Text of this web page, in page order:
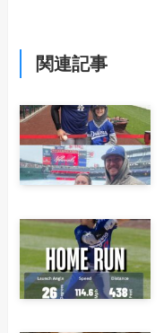
関連記事